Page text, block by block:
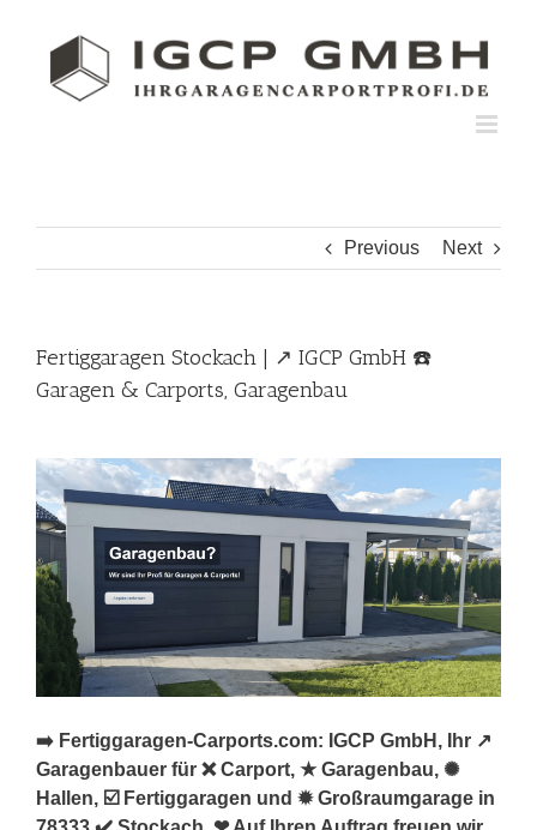
Previous Next
Fertiggaragen Stockach | ↗️ IGCP GmbH ☎️
Garagen & Carports, Garagenbau
➡️ Fertiggaragen-Carports.com: IGCP GmbH, Ihr ↗️
Garagenbauer für ❌ Carport, ★ Garagenbau, ✺
Hallen, ☑️ Fertiggaragen und ✹ Großraumgarage in